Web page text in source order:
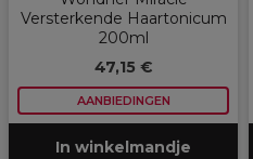
Versterkende Haartonicum
200ml
47,15 €
AANBIEDINGEN
In winkelmandje